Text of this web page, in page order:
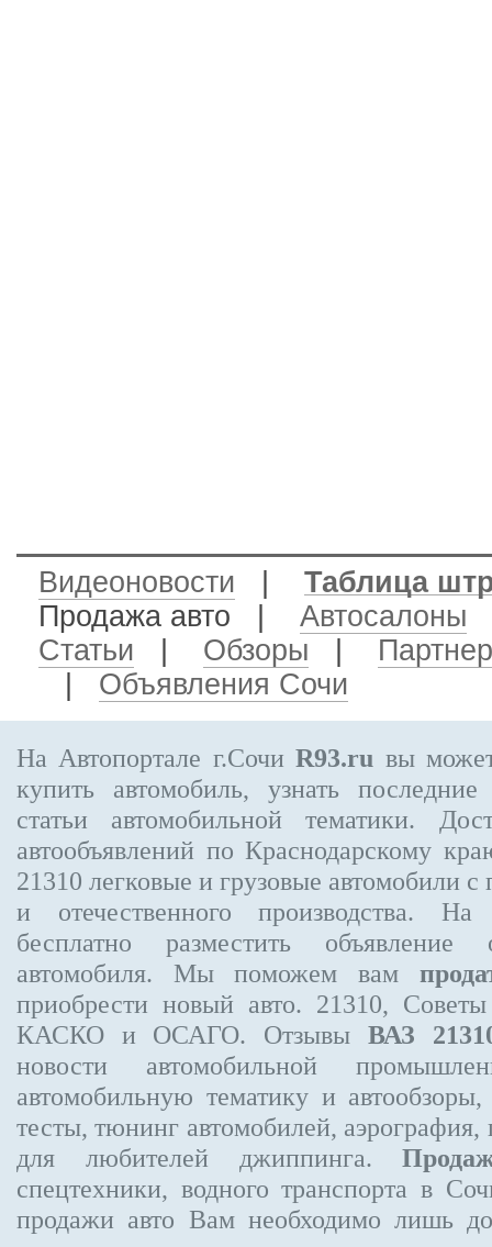
Видеоновости
Таблица
Продажа авто
Автосалоны
Статьи
Обзоры
Объявления Сочи
На Автопортале г.СочиR93.ru вы
купить автомобиль, узнать
статьи автомобильной тематики.
автообъявлений по Краснодарскому
21310 легковые и грузовые автомобили
и отечественного производства.
бесплатно разместить объявление о
автомобиля. Мы поможем вам
приобрести новый авто. 21310,
КАСКО и ОСАГО. Отзывы ВАЗ
новости автомобильной
автомобильную тематику и
тесты, тюнинг автомобилей,
для любителей джиппинга.
спецтехники, водного транспорта в
продажи авто Вам необходимо лишь